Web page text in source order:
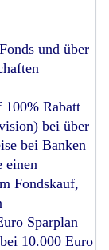
und über
100% Rabatt
bei über
bei Banken
einen
Fondskauf,
Sparplan
10.000 Euro